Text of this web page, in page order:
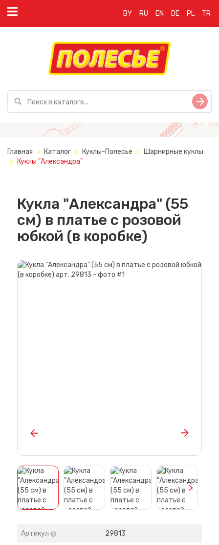
BY RU EN DE PL TR
Главная Каталог Куклы-Полесье
Шарнирные куклы
Куклы "Александра"
Кукла "Александра" (55
см) в платье с розовой
юбкой (в коробке)
>
Артикул 29813